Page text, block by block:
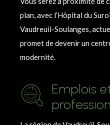
plan, avec l’Hôpital du
Vaudreuil-Soulanges,
promet de devenir un
modernité.
Emplois